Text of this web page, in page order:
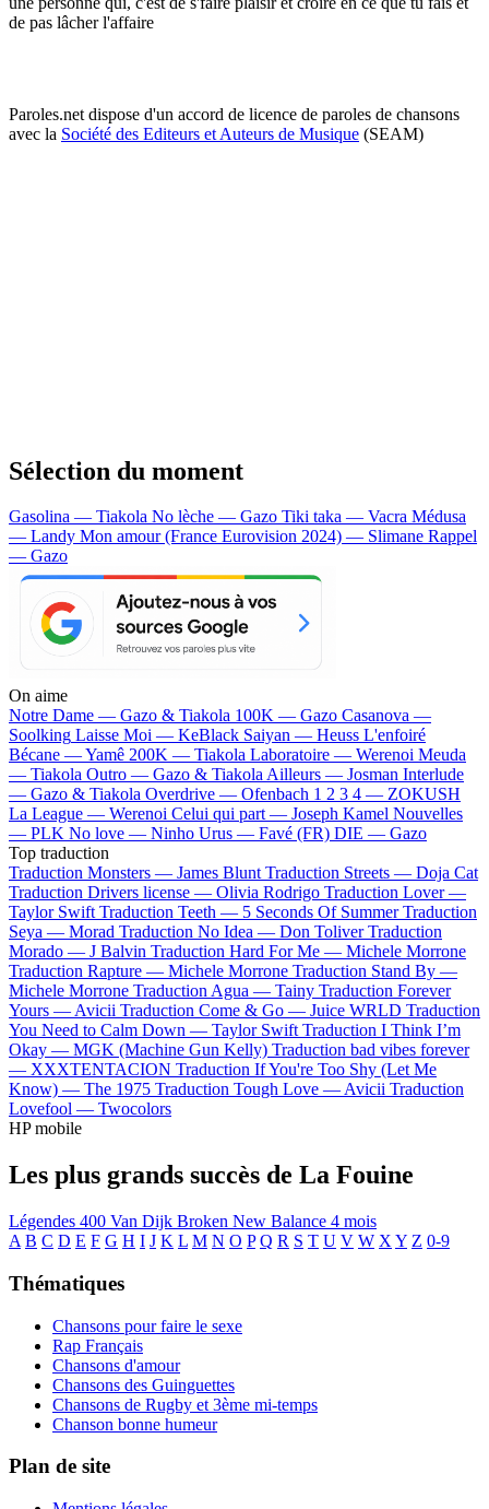
de pas lâcher l'affaire
Paroles.net dispose d'un accord de licence de paroles de chansons
avec la Société des Editeurs et Auteurs de Musique (SEAM)
Sélection du moment
Gasolina — Tiakola No lèche — Gazo Tiki taka — Vacra Médusa
— Landy Mon amour (France Eurovision 2024) — Slimane Rappel
— Gazo
On aime
Notre Dame — Gazo & Tiakola 100K — Gazo Casanova —
Soolking Laisse Moi — KeBlack Saiyan — Heuss L'enfoiré
Bécane —Yamê 200K — Tiakola Laboratoire — Werenoi Meuda
— Tiakola Outro — Gazo & TiakolaAilleurs — Josman Interlude
— Gazo & Tiakola Overdrive — Ofenbach 1 2 3 4 — ZOKUSH
La League — Werenoi Celui qui part — Joseph Kamel Nouvelles
— PLK No love — Ninho Urus — Favé (FR) DIE — Gazo
Top traduction
Traduction Monsters — James Blunt Traduction Streets — Doja Cat
Traduction Drivers license — Olivia Rodrigo Traduction Lover —
Taylor Swift Traduction Teeth — 5 Seconds Of Summer Traduction
Seya — Morad Traduction No Idea — Don Toliver Traduction
Morado — J Balvin Traduction Hard For Me — Michele Morrone
Traduction Rapture — Michele Morrone Traduction Stand By —
Michele Morrone Traduction Agua — Tainy Traduction Forever
Yours —Avicii Traduction Come & Go — Juice WRLD Traduction
You Need to Calm Down — Taylor Swift Traduction I Think I’m
Okay — MGK (Machine Gun Kelly) Traduction bad vibes forever
— XXXTENTACION Traduction If You're Too Shy (Let Me
Know) — The 1975 Traduction Tough Love —Avicii Traduction
Lovefool — Twocolors
HP mobile
Les plus grands succès de La Fouine
Légendes 400 Van Dijk Broken New Balance 4 mois
A B C D E F G H I J K L M N O P Q R S T U V W X Y Z 0-9
Thématiques
Chansons pour faire le sexe
Rap Français
Chansons d'amour
Chansons des Guinguettes
Chansons de Rugby et 3ème mi-temps
Chanson bonne humeur
Plan de site